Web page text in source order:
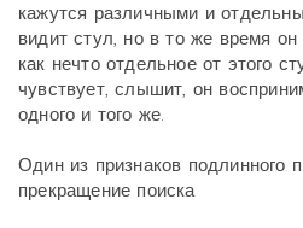
кажутся различными и
видит стул, но в то же время
как нечто отдельное от этого
чувствует, слышит, он
одного и того же.
Один из признаков подлинного
прекращение поиска